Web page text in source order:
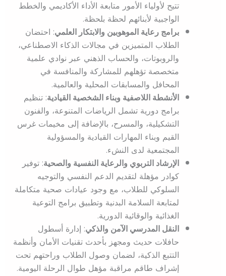
تتيح لأولياء الأمور متابعة الأداء الأكاديمي والخطط
الواجبية لأبنائهم لحظة بلحظة.
برامج رعاية الموهوبين والابتكار العلمي: احتضان
الطلاب المتميزين في مجالات الذكاء الاصطناعي،
والروبوتات، والحساب الذهني عبر نوادي علمية
متخصصة تؤهلهم للمشاركة والمنافسة في
المحافل والمسابقات المحلية والعالمية.
الأنشطة اللاصفية وبناء الشخصية القيادية: تنظيم
برامج دورية تشمل الرياضات المتنوعة، والفنون
التشكيلية، والمسرح، بالإضافة إلى مخيمات غرس
القيم وبناء المهارات القيادية والمسؤولية
المجتمعية لدى النشء.
الإرشاد التربوي والرعاية النفسية والصحية: توفير
كوادر مؤهلة لتقديم الدعم النفسي والتوجيه
السلوكي للطلاب، مع وجود عيادات صحية متكاملة
لمتابعة السلامة البدنية وتطبيق برامج التوعية
الغذائية والوقائية الدورية.
النقل المدرسي الآمن والذكي: إدارة أسطول
حافلات حديث ومجهز بأحدث تقنيات الأمان وأنظمة
التتبع الذكية، لضمان وصول الطلاب وراحتهم تحت
إشراف طاقم مراقبة مؤهل طوال الرحلة اليومية.